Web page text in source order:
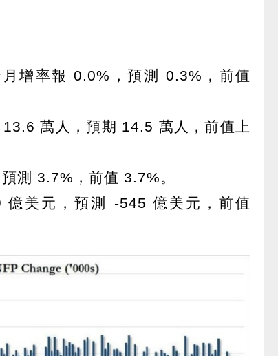
增率報 0.0%，預測 0.3%，前值
萬人，預期 14.5 萬人，前值上
測 3.7%，前值 3.7%。
美元，預測 -545 億美元，前值